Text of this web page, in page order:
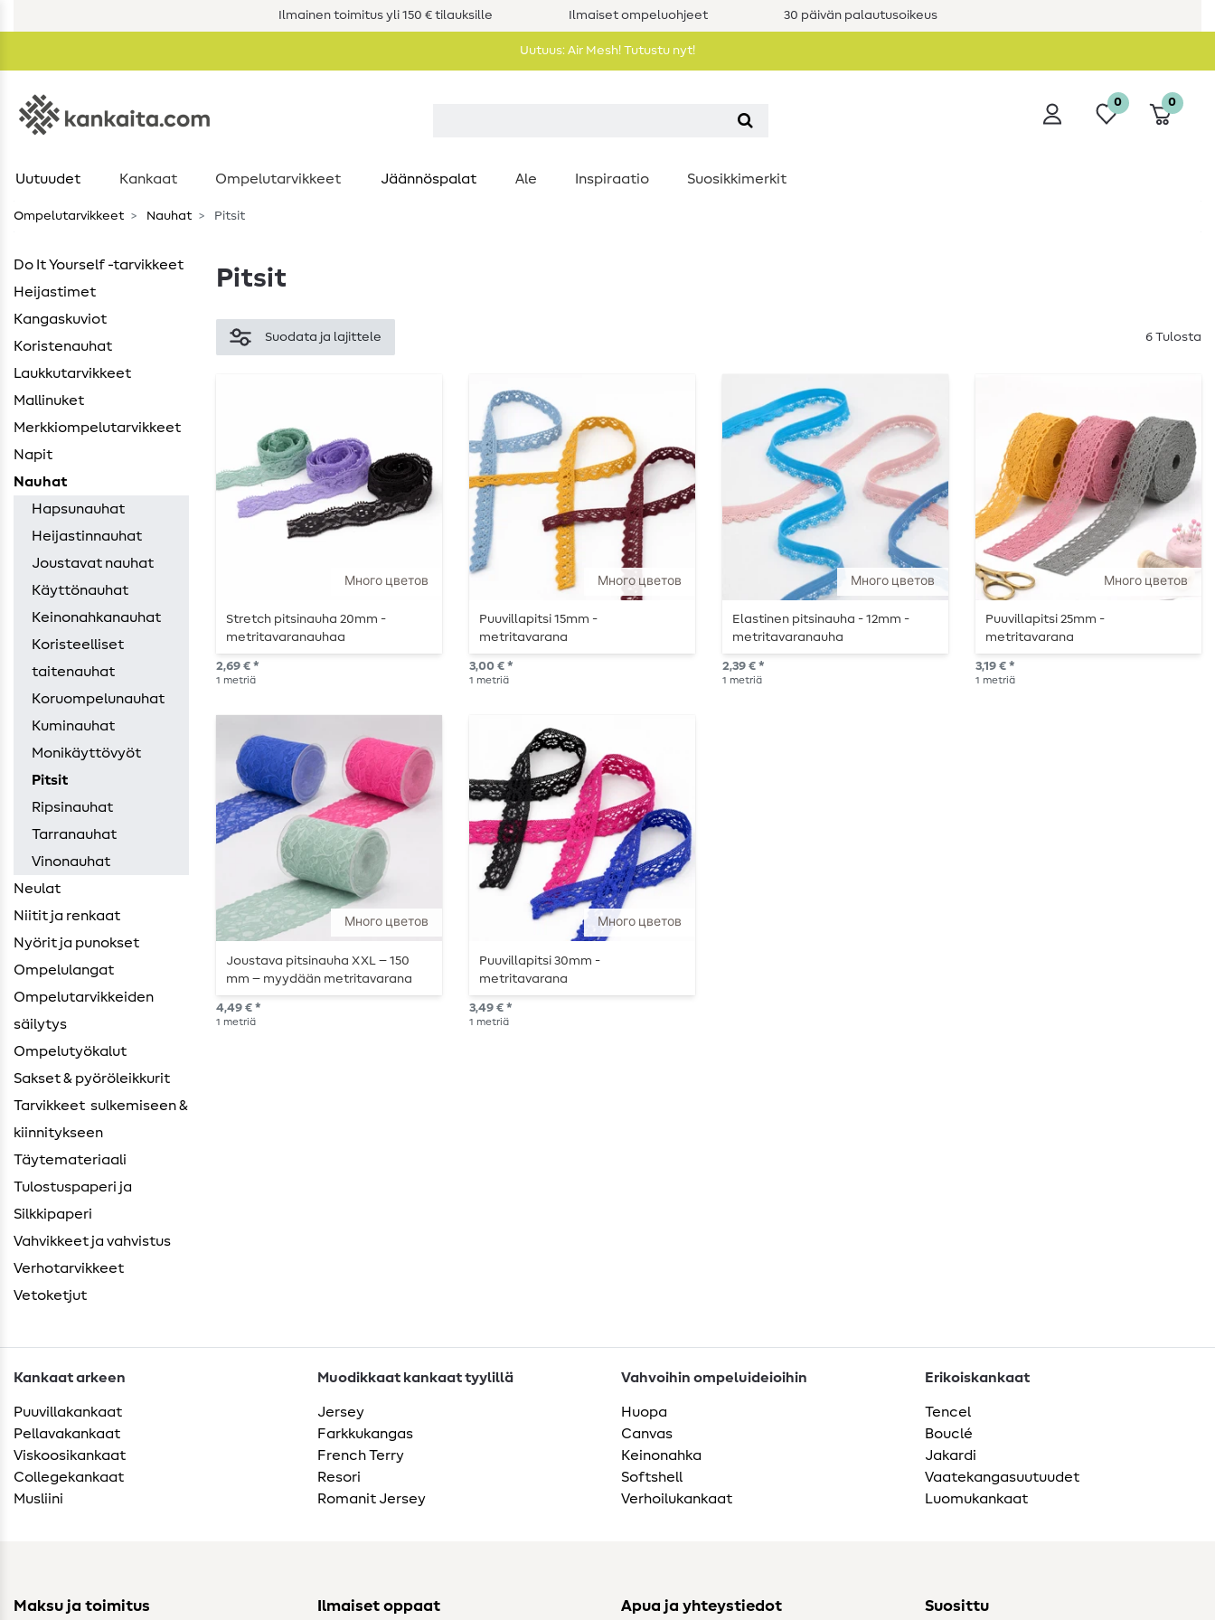
Ilmainen toimitus yli 150 € tilauksille Ilmaiset ompeluohjeet 30 päivän palautusoikeus
Uutuus: Air Mesh! Tutustu nyt!
0 0
Uutuudet Kankaat Ompelutarvikkeet Jäännöspalat Ale Inspiraatio Suosikkimerkit
Ompelutarvikkeet Nauhat Pitsit
Do It Yourself -tarvikkeet
Heijastimet
Kangaskuviot
Koristenauhat
Laukkutarvikkeet
Mallinuket
Merkkiompelutarvikkeet
Napit
Nauhat
Hapsunauhat
Heijastinnauhat
Joustavat nauhat
Käyttönauhat
Keinonahkanauhat
Koristeelliset
taitenauhat
Koruompelunauhat
Kuminauhat
Monikäyttövyöt
Pitsit
Ripsinauhat
Tarranauhat
Vinonauhat
Neulat
Niitit ja renkaat
Nyörit ja punokset
Ompelulangat
Ompelutarvikkeiden ​
säilytys
Ompelutyökalut
Sakset & pyöröleikkurit
Tarvikkeet ​ sulkemiseen &
kiinnitykseen
Täytemateriaali
Tulostuspaperi ja
Silkkipaperi
Vahvikkeet ja vahvistus
Verhotarvikkeet
Vetoketjut
Pitsit
Suodata ja lajittele 6 Tulosta
Много цветов
Stretch pitsinauha 20mm -
metritavaranauhaa
2,69 € *
1 metriä
Много цветов
Puuvillapitsi 15mm -
metritavarana
3,00 € *
1 metriä
Много цветов
Elastinen pitsinauha - 12mm -
metritavaranauha
2,39 € *
1 metriä
Много цветов
Puuvillapitsi 25mm -
metritavarana
3,19 € *
1 metriä
Много цветов
Joustava pitsinauha XXL – 150
mm – myydään metritavarana
4,49 € *
1 metriä
Много цветов
Puuvillapitsi 30mm -
metritavarana
3,49 € *
1 metriä
Kankaat arkeen
Puuvillakankaat
Pellavakankaat
Viskoosikankaat
Collegekankaat
Musliini
Muodikkaat kankaat tyylillä
Jersey
Farkkukangas
French Terry
Resori
Romanit Jersey
Vahvoihin ompeluideioihin
Huopa
Canvas
Keinonahka
Softshell
Verhoilukankaat
Erikoiskankaat
Tencel
Bouclé
Jakardi
Vaatekangasuutuudet
Luomukankaat
Maksu ja toimitus Ilmaiset oppaat Apua ja yhteystiedot Suosittu